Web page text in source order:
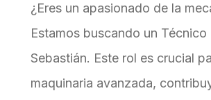
¿Eres un apasionado de la
Estamos buscando un
Sebastián. Este rol es crucial
maquinaria avanzada,